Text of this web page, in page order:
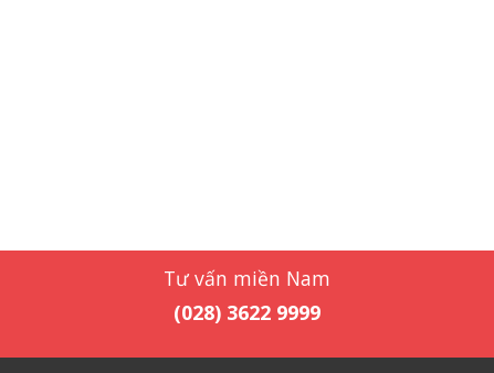
Tư vấn miền Nam
(028) 3622 9999